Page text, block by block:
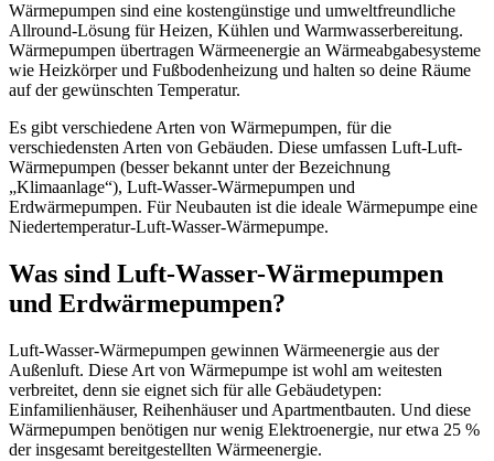
Wärmepumpen sind eine kostengünstige und umweltfreundliche
Allround-Lösung für Heizen, Kühlen und Warmwasserbereitung.
Wärmepumpen übertragen Wärmeenergie an Wärmeabgabesysteme
wie Heizkörper und Fußbodenheizung und halten so deine Räume
auf der gewünschten Temperatur.
Es gibt verschiedene Arten von Wärmepumpen, für die
verschiedensten Arten von Gebäuden. Diese umfassen Luft-Luft-
Wärmepumpen (besser bekannt unter der Bezeichnung
„Klimaanlage“), Luft-Wasser-Wärmepumpen und
Erdwärmepumpen. Für Neubauten ist die ideale Wärmepumpe eine
Niedertemperatur-Luft-Wasser-Wärmepumpe.
Was sind Luft-Wasser-Wärmepumpen
und Erdwärmepumpen?
Luft-Wasser-Wärmepumpen gewinnen Wärmeenergie aus der
Außenluft. Diese Art von Wärmepumpe ist wohl am weitesten
verbreitet, denn sie eignet sich für alle Gebäudetypen:
Einfamilienhäuser, Reihenhäuser und Apartmentbauten. Und diese
Wärmepumpen benötigen nur wenig Elektroenergie, nur etwa 25 %
der insgesamt bereitgestellten Wärmeenergie.